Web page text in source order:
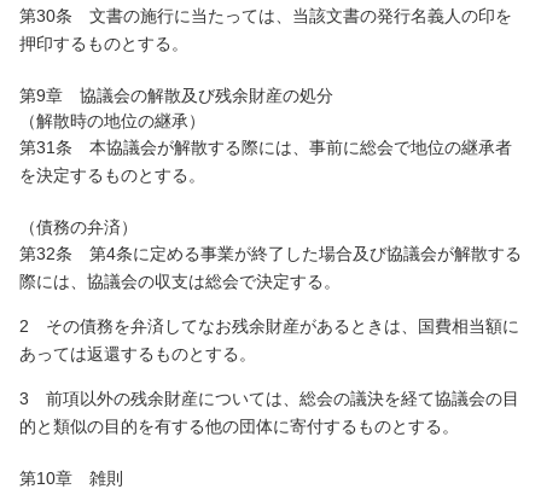
第30条 文書の施行に当たっては、当該文書の発行名義人の印を
押印するものとする。
第9章 協議会の解散及び残余財産の処分
（解散時の地位の継承）
第31条 本協議会が解散する際には、事前に総会で地位の継承者
を決定するものとする。
（債務の弁済）
第32条 第4条に定める事業が終了した場合及び協議会が解散する
際には、協議会の収支は総会で決定する。
2 その債務を弁済してなお残余財産があるときは、国費相当額に
あっては返還するものとする。
3 前項以外の残余財産については、総会の議決を経て協議会の目
的と類似の目的を有する他の団体に寄付するものとする。
第10章 雑則